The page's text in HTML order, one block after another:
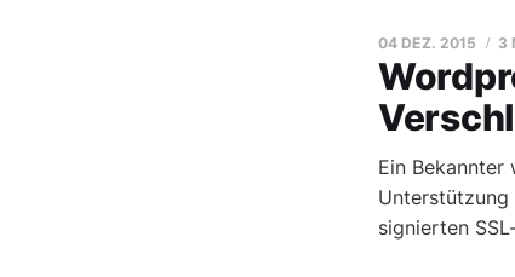
04 DEZ. 2015 3
Ein Bekannter
Unterstützung
signierten